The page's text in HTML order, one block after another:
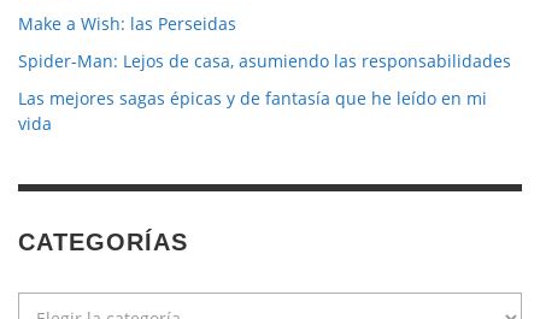
Make a Wish: las Perseidas
Spider-Man: Lejos de casa, asumiendo las responsabilidades
Las mejores sagas épicas y de fantasía que he leído en mi
vida
CATEGORÍAS